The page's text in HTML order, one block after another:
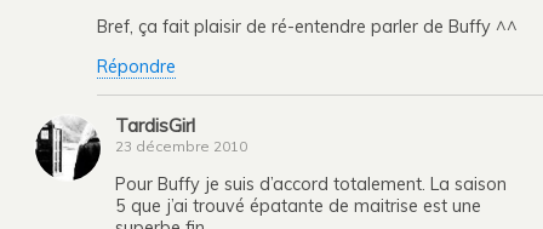
Bref, ça fait plaisir de ré-entendre parler de Buffy ^^
Répondre
TardisGirl
23 décembre 2010
Pour Buffy je suis d’accord totalement. La saison
5 que j’ai trouvé épatante de maitrise est une